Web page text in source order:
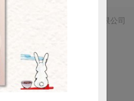
信功實業股份有限公司
葷